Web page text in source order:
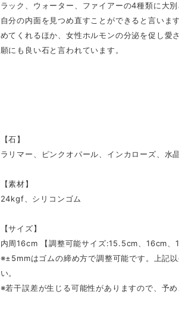
ラック、ウォーター、ファイアーの4種類に大
自分の内面を見つめ直すことができると言いま
めてくれるほか、女性ホルモンの分泌を促し愛
願にも良い石と言われています。
【石】
ラリマー、ピンクオパール、インカローズ、水晶
【素材】
24kgf、シリコンゴム
【サイズ】
内周16cm 【調整可能サイズ:15.5cm、16cm、
※±5mmはゴムの締め方で調整可能です。上記
い。
※若干誤差が生じる可能性がありますので、予め